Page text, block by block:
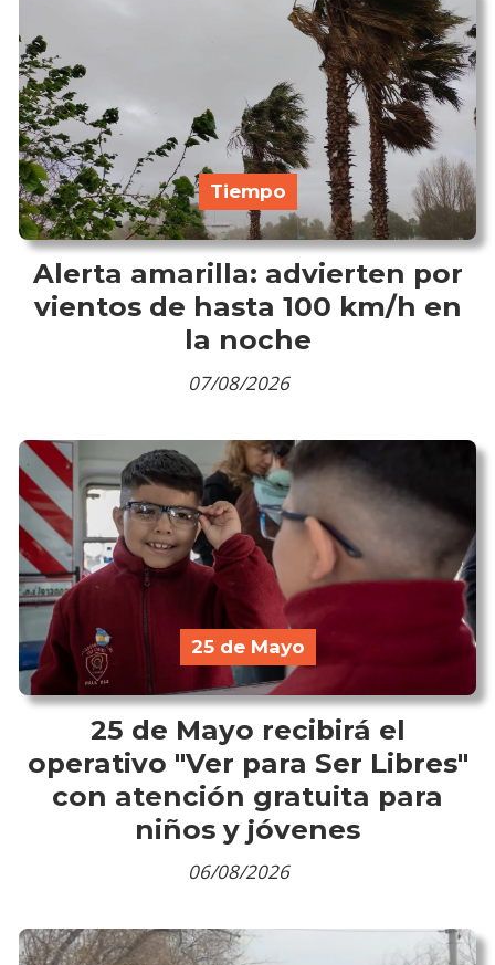
Alerta amarilla: advierten por
vientos de hasta 100 km/h en
la noche
Tiempo
07/08/2026
25 de Mayo recibirá el
operativo "Ver para Ser Libres"
con atención gratuita para
niños y jóvenes
25 de Mayo
06/08/2026